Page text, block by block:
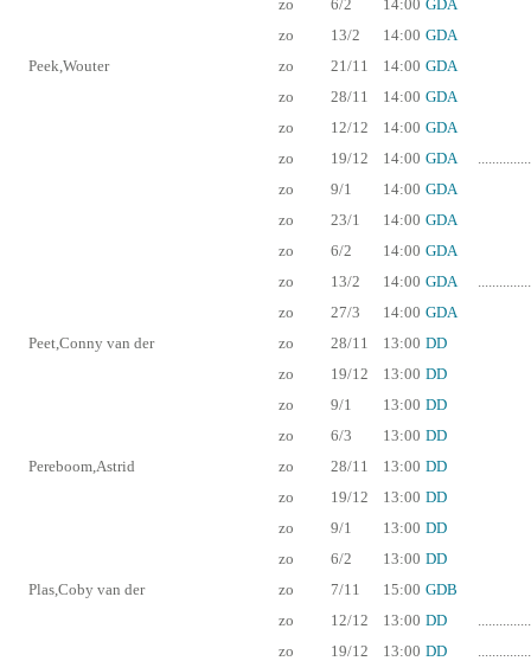
zo 6/2 14:00 GDA
zo
13/2 14:00 GDA
Peek,Wouter
zo 21/11 14:00 GDA
zo
28/11 14:00 GDA
zo
12/12 14:00 GDA
zo
19/12 14:00 GDA
zo
9/1 14:00 GDA
zo
23/1 14:00 GDA
zo
6/2 14:00 GDA
zo
13/2 14:00 GDA
zo
27/3 14:00 GDA
Peet,Conny van der
zo 28/11 13:00 DD
zo
19/12 13:00 DD
zo
9/1 13:00 DD
zo
6/3 13:00 DD
Pereboom,Astrid
zo 28/11 13:00 DD
zo
19/12 13:00 DD
zo
9/1 13:00 DD
zo
6/2 13:00 DD
Plas,Coby van der
zo 7/11 15:00 GDB
zo
12/12 13:00 DD
zo
19/12 13:00 DD